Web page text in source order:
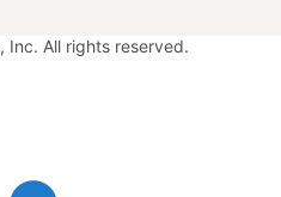
Inc. All rights reserved.